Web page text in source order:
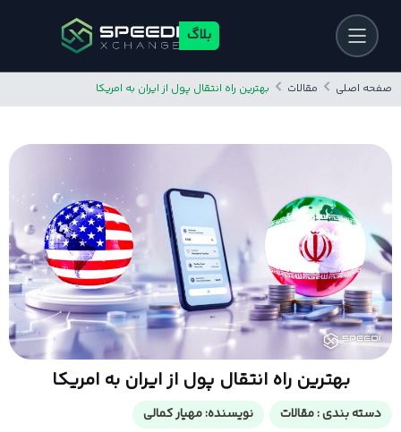
بلاگ
صفحه اصلی مقالات بهترین راه انتقال پول از ایران به امریکا
بهترین راه انتقال پول از ایران به امریکا
دسته بندی :مقالات نویسنده:مهیار کمالی